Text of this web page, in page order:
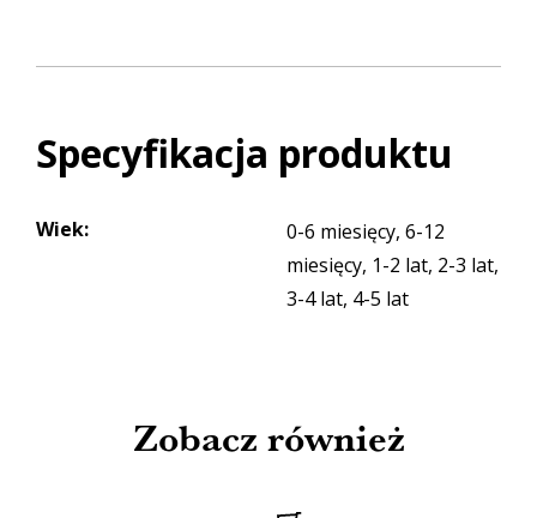
Specyfikacja produktu
Wiek:
0-6 miesięcy, 6-12
miesięcy, 1-2 lat, 2-3 lat,
3-4 lat, 4-5 lat
Zobacz również